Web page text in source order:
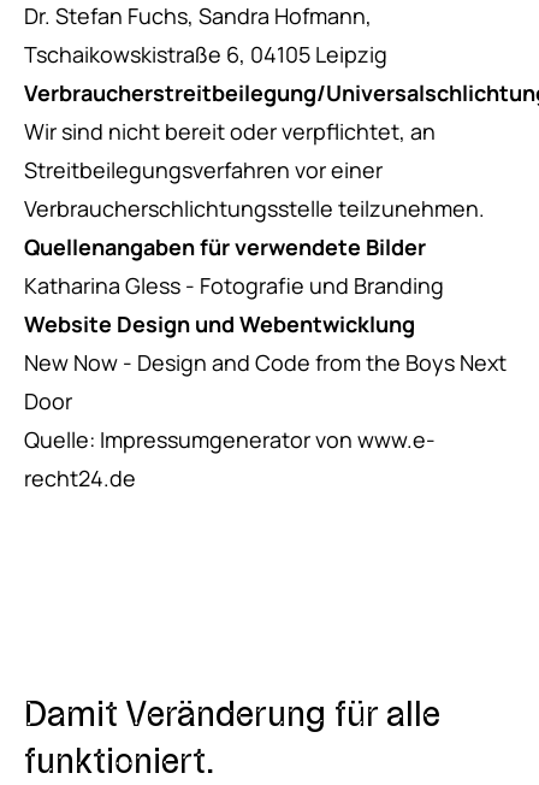
Dr. Stefan Fuchs, Sandra Hofmann,
Tschaikowskistraße 6, 04105 Leipzig
Verbraucherstreitbeilegung/
Wir sind nicht bereit oder verpflichtet, an
Streitbeilegungsverfahren vor einer
Verbraucherschlichtungsstelle teilzunehmen.
Quellenangaben für verwendete Bilder
Katharina Gless - Fotografie und Branding
Website Design und Webentwicklung
New Now - Design and Code from the Boys Next
Door
Quelle: Impressumgenerator von www.e-
recht24.de
Damit Veränderung für alle
funktioniert.